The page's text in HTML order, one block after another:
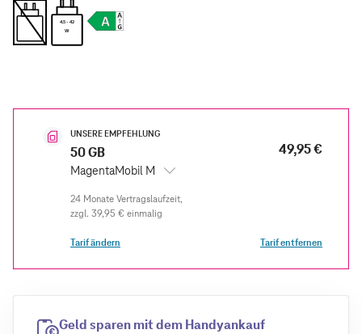
4.5 - 42
W
UNSERE EMPFEHLUNG
50 GB
MagentaMobil M
49,95 €
zzgl. 39,95 € einmalig
Tarif ändern Tarif entfernen
Geld sparen mit dem Handyankauf